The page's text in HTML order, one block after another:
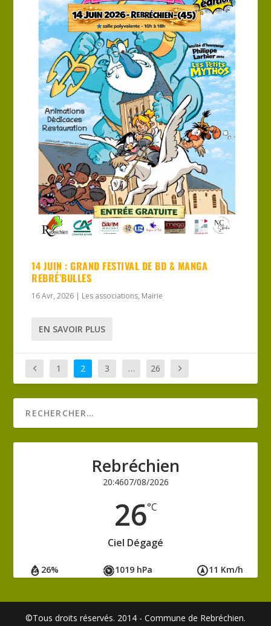
14 JUIN : GRAND FESTIVAL DE BD & MANGA
REBRÉ’BULLES
16 Avr, 2026 | Les associations, Mairie
EN SAVOIR PLUS
1 2 3 … 26
Rebréchien
20:4607/08/2026
26°C
Ciel Dégagé
26% 1019 hPa 11 Km/h
©Tous droits réservés. 2014 - Commune de Rebréchien.